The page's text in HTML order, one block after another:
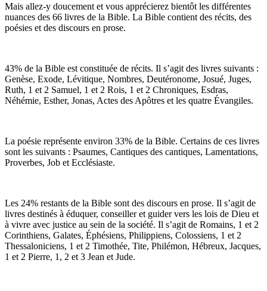
Mais allez-y doucement et vous apprécierez bientôt les différentes
nuances des 66 livres de la Bible. La Bible contient des récits, des
poésies et des discours en prose.
43% de la Bible est constituée de récits. Il s’agit des livres suivants :
Genèse, Exode, Lévitique, Nombres, Deutéronome, Josué, Juges,
Ruth, 1 et 2 Samuel, 1 et 2 Rois, 1 et 2 Chroniques, Esdras,
Néhémie, Esther, Jonas, Actes des Apôtres et les quatre Évangiles.
La poésie représente environ 33% de la Bible. Certains de ces livres
sont les suivants : Psaumes, Cantiques des cantiques, Lamentations,
Proverbes, Job et Ecclésiaste.
Les 24% restants de la Bible sont des discours en prose. Il s’agit de
livres destinés à éduquer, conseiller et guider vers les lois de Dieu et
à vivre avec justice au sein de la société. Il s’agit de Romains, 1 et 2
Corinthiens, Galates, Éphésiens, Philippiens, Colossiens, 1 et 2
Thessaloniciens, 1 et 2 Timothée, Tite, Philémon, Hébreux, Jacques,
1 et 2 Pierre, 1, 2 et 3 Jean et Jude.